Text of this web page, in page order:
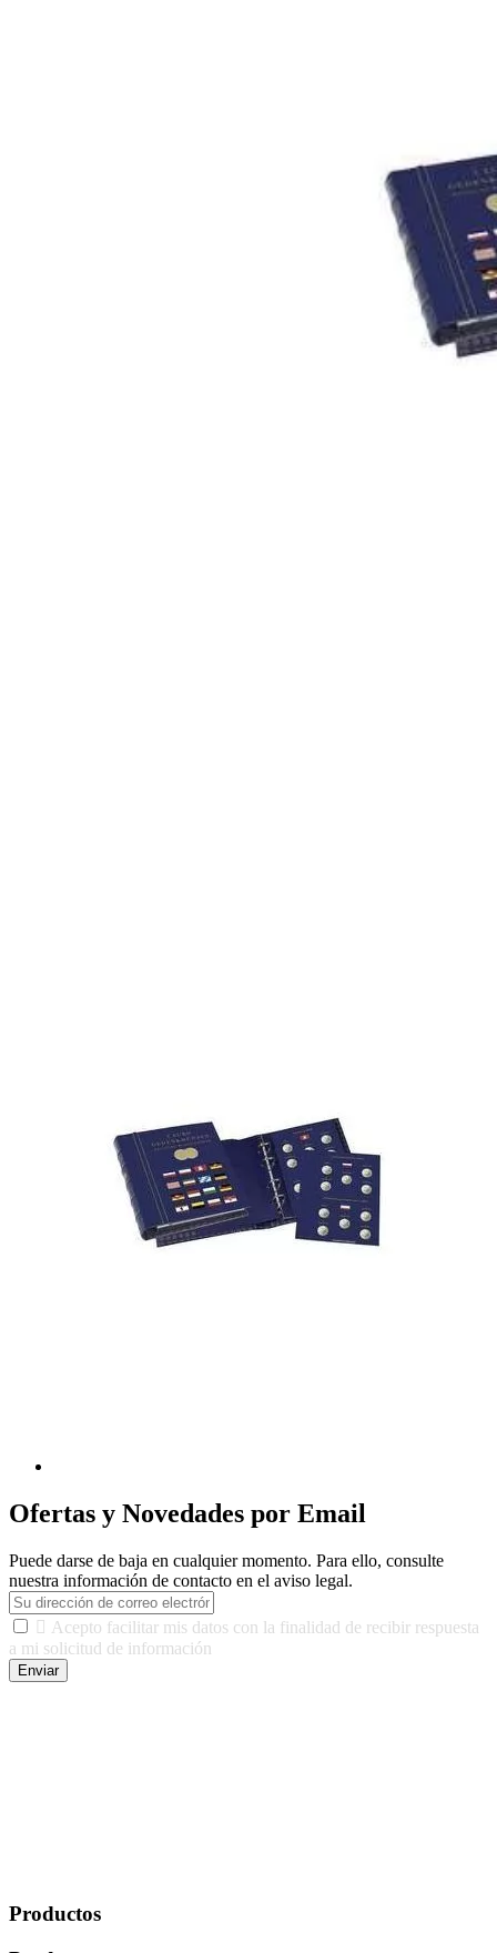
Ofertas y Novedades por Email
Puede darse de baja en cualquier momento. Para ello, consulte
nuestra información de contacto en el aviso legal.
 Acepto facilitar mis datos con la finalidad de recibir respuesta
a mi solicitud de información
Enviar
Productos